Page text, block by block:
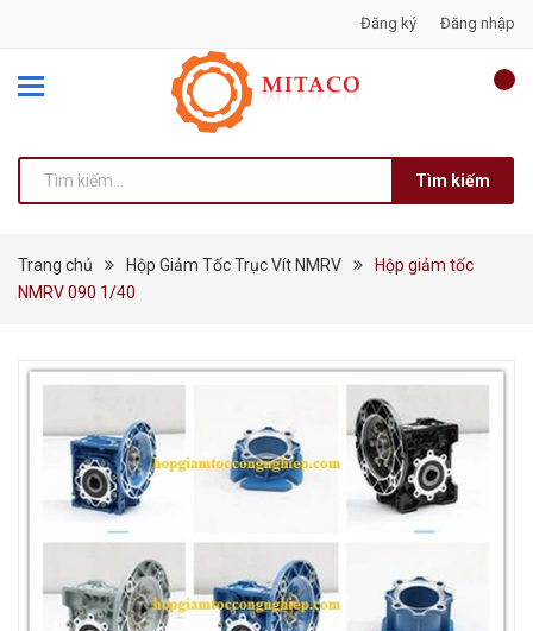
Đăng ký Đăng nhập
Tìm kiếm
Trang chủ Hộp Giảm Tốc Trục Vít NMRV
Hộp giảm tốc
NMRV 090 1/40